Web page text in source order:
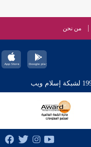
من نحن